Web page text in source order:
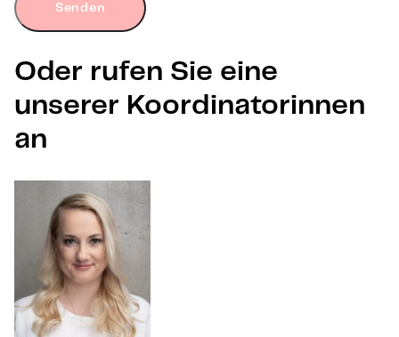
Senden
Oder rufen Sie eine
unserer Koordinatorinnen
an